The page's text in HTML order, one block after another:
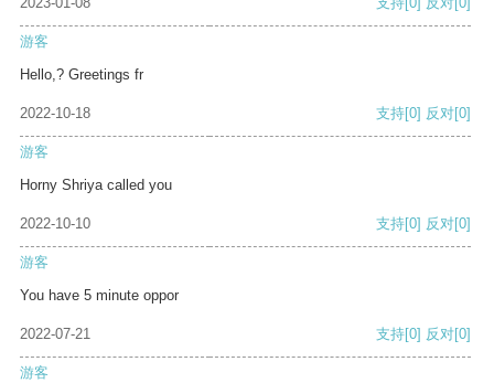
游客
Hello,? Greetings fr
2022-10-18 支持[0] 反对[0]
游客
Horny Shriya called you
2022-10-10 支持[0] 反对[0]
游客
You have 5 minute oppor
2022-07-21 支持[0] 反对[0]
游客